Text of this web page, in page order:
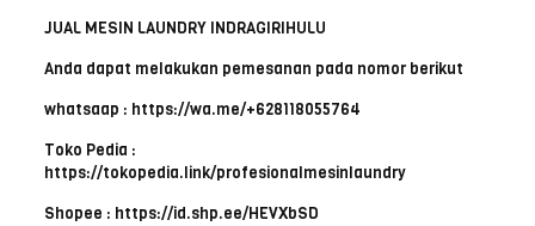
JUAL MESIN LAUNDRY INDRAGIRIHULU
Anda dapat melakukan pemesanan pada nomor berikut
whatsaap : https://wa.me/+628118055764
Toko Pedia :
https://tokopedia.link/profesionalmesinlaundry
Shopee : https://id.shp.ee/HEVXbSD